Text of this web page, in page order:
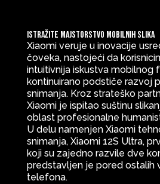
Istražite majstorstvo mobilnih slika
Xiaomi veruje u inovacije
čoveka, nastojeći da
intuitivnija iskustva mobilnog
kontinuirano podstiče razvoj
snimanja. Kroz strateško
Xiaomi je ispitao suštinu
oblast profesionalne
U delu namenjen Xiaomi
snimanja, Xiaomi 12S Ultra,
koji su zajedno razvile dve
predstavljen je pored ostalih
telefona.